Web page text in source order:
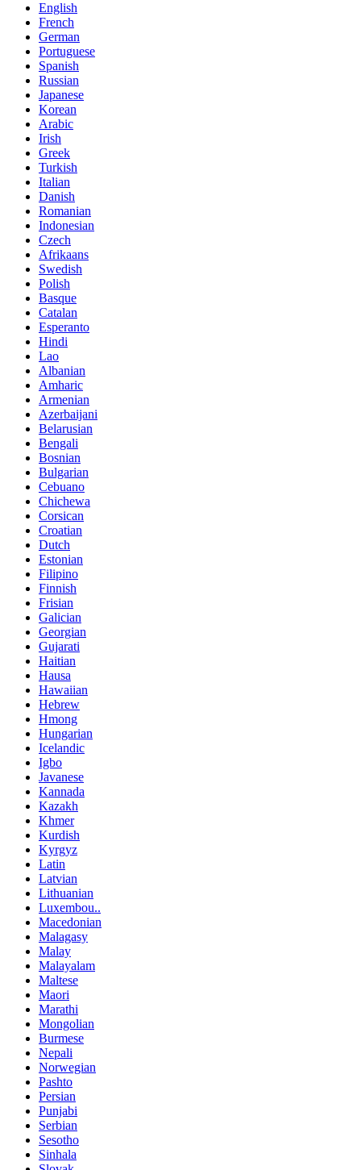
English
French
German
Portuguese
Spanish
Russian
Japanese
Korean
Arabic
Irish
Greek
Turkish
Italian
Danish
Romanian
Indonesian
Czech
Afrikaans
Swedish
Polish
Basque
Catalan
Esperanto
Hindi
Lao
Albanian
Amharic
Armenian
Azerbaijani
Belarusian
Bengali
Bosnian
Bulgarian
Cebuano
Chichewa
Corsican
Croatian
Dutch
Estonian
Filipino
Finnish
Frisian
Galician
Georgian
Gujarati
Haitian
Hausa
Hawaiian
Hebrew
Hmong
Hungarian
Icelandic
Igbo
Javanese
Kannada
Kazakh
Khmer
Kurdish
Kyrgyz
Latin
Latvian
Lithuanian
Luxembou..
Macedonian
Malagasy
Malay
Malayalam
Maltese
Maori
Marathi
Mongolian
Burmese
Nepali
Norwegian
Pashto
Persian
Punjabi
Serbian
Sesotho
Sinhala